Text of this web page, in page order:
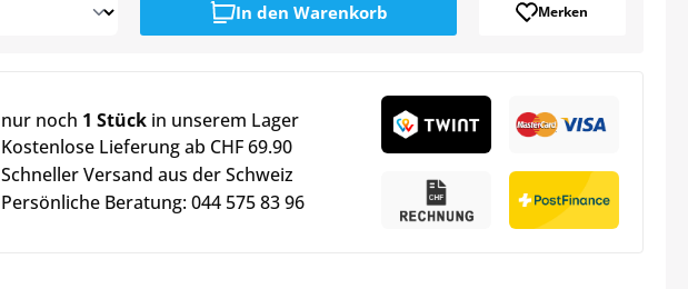
In den Warenkorb Merken
nur noch 1 Stück in unserem Lager
Kostenlose Lieferung ab CHF 69.90
Schneller Versand aus der Schweiz
Persönliche Beratung: 044 575 83 96